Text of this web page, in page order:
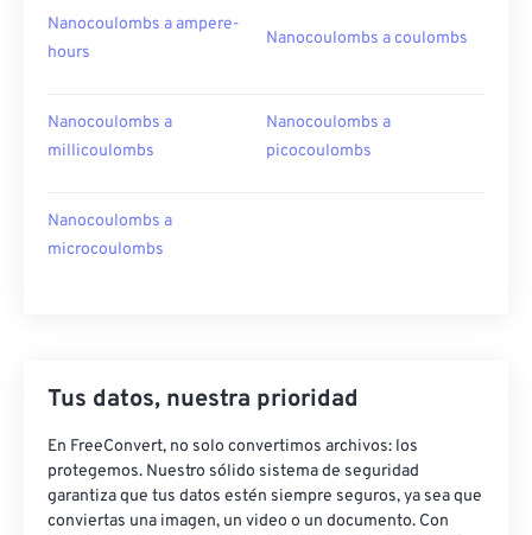
Nanocoulombs a ampere-
hours
Nanocoulombs a coulombs
Nanocoulombs a
millicoulombs
Nanocoulombs a
picocoulombs
Nanocoulombs a
microcoulombs
Tus datos, nuestra prioridad
En FreeConvert, no solo convertimos archivos: los
protegemos. Nuestro sólido sistema de seguridad
garantiza que tus datos estén siempre seguros, ya sea que
conviertas una imagen, un video o un documento. Con